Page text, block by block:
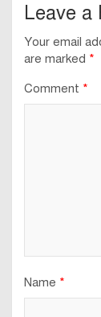
Leave a
Your email
are marked *
Comment *
Name *